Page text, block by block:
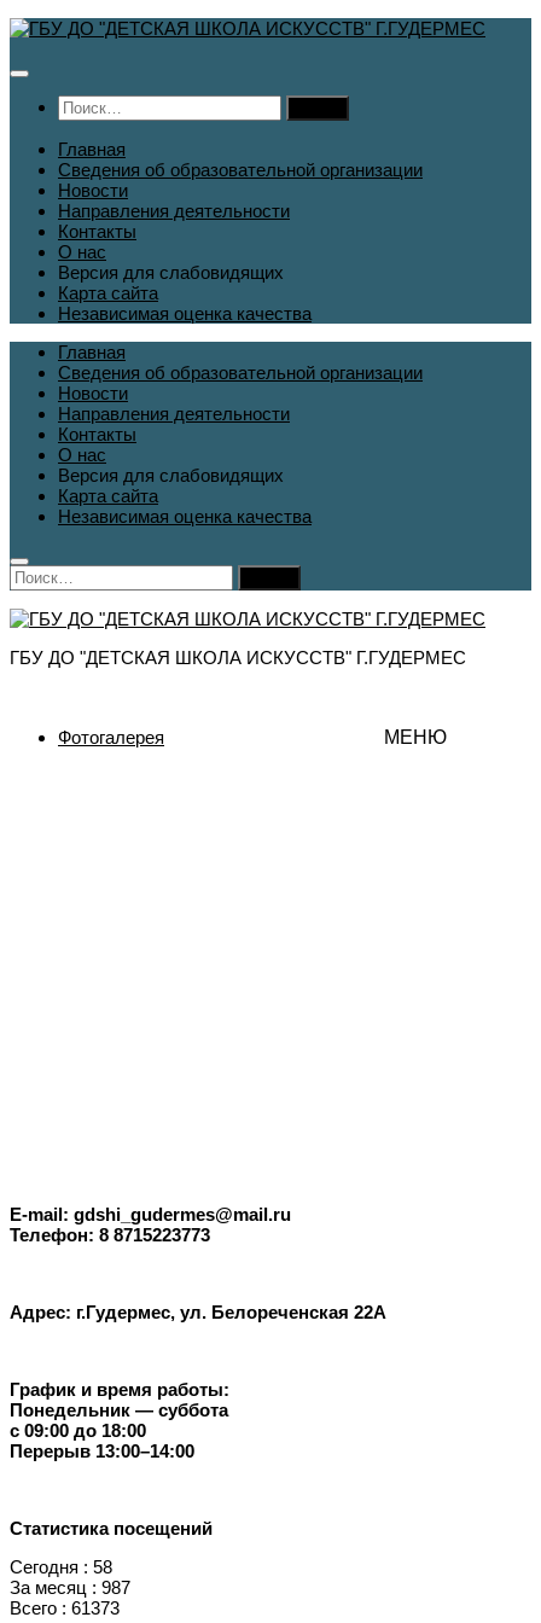
Перейти
содержимому
Найти:
Главная
Сведения об образовательной организации
Новости
Направления деятельности
Контакты
О нас
Версия для слабовидящих
Карта сайта
Независимая оценка качества
Главная
Сведения об образовательной организации
Новости
Направления деятельности
Контакты
О нас
Версия для слабовидящих
Карта сайта
Независимая оценка качества
Найти:
ГБУ ДО "ДЕТСКАЯ ШКОЛА ИСКУССТВ" Г.ГУДЕРМЕС
МЕНЮ
Фотогалерея
E-mail: gdshi_gudermes@mail.ru
Телефон: 8 8715223773
Адрес: г.Гудермес, ул. Белореченская 22А
График и время работы:
Понедельник — суббота
с 09:00 до 18:00
Перерыв 13:00–14:00
Статистика посещений
Сегодня : 58
За месяц : 987
Всего : 61373